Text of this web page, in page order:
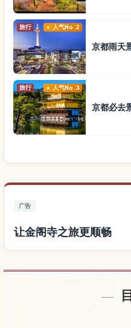
旅行 人气No.2
京都雨天
旅行 人气No.3
京都必去
广告
让金阁寺之旅更顺畅